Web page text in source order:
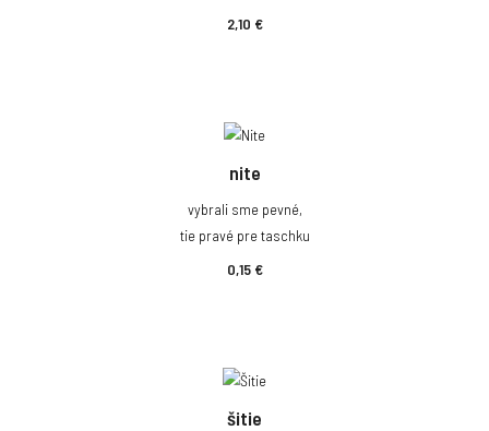
2,10 €
nite
vybrali sme pevné,
tie pravé pre taschku
0,15 €
šitie